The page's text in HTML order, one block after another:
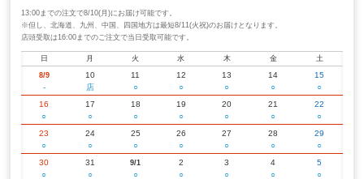
13:00までの注文で8/10(月)にお届け可能です。
※但し、北海道、九州、中国、四国地方は最短8/11(火祝)のお届けとなります。
店頭受取は16:00までのご注文で当日受取可能です。
日 月 火 水 木 金 土
8/9
-
10
店
11
○
12
○
13
○
14
○
15
○
16
○
17
○
18
○
19
○
20
○
21
○
22
○
23
○
24
○
25
○
26
○
27
○
28
○
29
○
30
○
31
○
9/1
○
2
○
3
○
4
○
5
○